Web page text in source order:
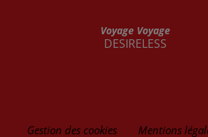
Voyage Voyage
DESIRELESS
Gestion des cookies Mentions